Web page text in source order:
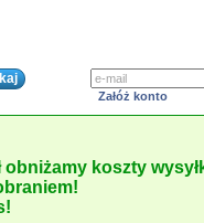
Załóż konto
koszty